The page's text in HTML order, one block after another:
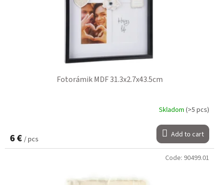
Fotorámik MDF 31.3x2.7x43.5cm
Skladom (>5 pcs)
6 € / pcs Add to cart
Code: 90499.01